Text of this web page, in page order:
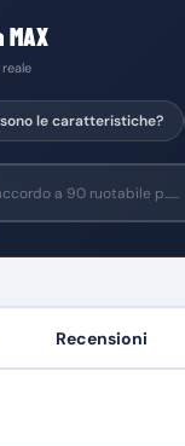
le caratteristiche?
Recensioni